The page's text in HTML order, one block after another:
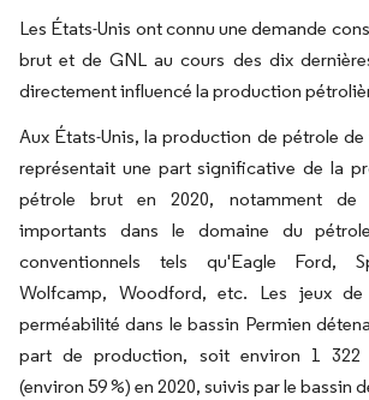
Les États-Unis ont connu une demande
brut et de GNL au cours des dix
directement influencé la production
Aux États-Unis, la production de pétrole
représentait une part significative de la
pétrole brut en 2020, notamment de
importants dans le domaine du
conventionnels tels qu'Eagle Ford,
Wolfcamp, Woodford, etc. Les jeux
perméabilité dans le bassin Permien
part de production, soit environ 1 322
(environ 59 %) en 2020, suivis par le bassin